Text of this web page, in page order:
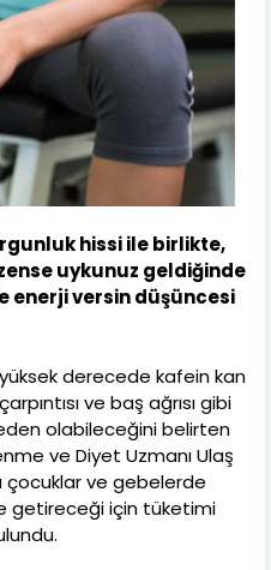
hissi ile birlikte,
uykunuz geldiğinde
enerji versin düşüncesi
derecede kafein kan
ve baş ağrısı gibi
olabileceğini belirten
ve Diyet Uzmanı Ulaş
çocuklar ve gebelerde
getireceği için tüketimi